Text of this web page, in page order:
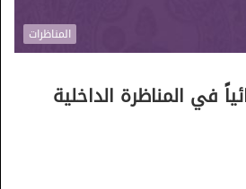
المناظرات
في المناظرة الداخلية